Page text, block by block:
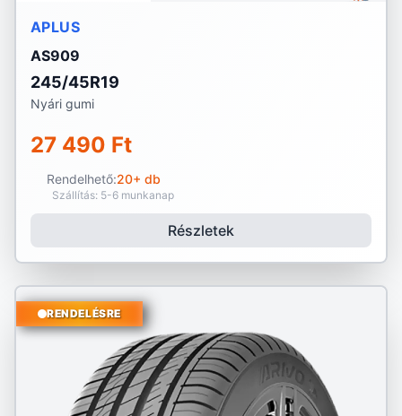
APLUS
AS909
245/45R19
Nyári gumi
27 490 Ft
Rendelhető:20+ db
Szállítás: 5-6 munkanap
Részletek
RENDELÉSRE